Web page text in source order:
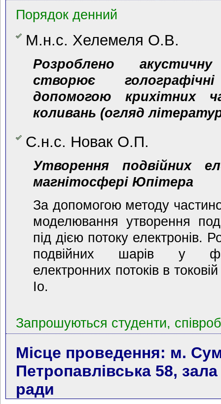
Порядок денний
М.н.с. Хелемеля О.В.
Розроблено
створює
допомогою крихітних
коливань (огляд
С.н.с. Новак О.П.
Утворення подвійних
магнітосфері Юпітера
За допомогою методу
моделювання утворення
під дією потоку електронів.
подвійних шарів у
електронних потоків в
Іо.
Запрошуються студенти,
Місце проведення: м.
Петропавлівська 58, зала
ради